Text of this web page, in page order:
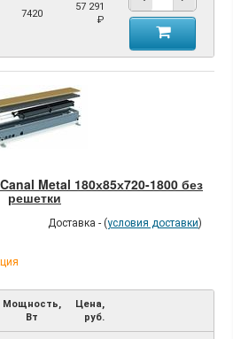
7420
57 291
₽
Metal 180х85х720-1800 без
решетки
Доставка - (условия доставки)
Мощность,
Вт
Цена,
руб.